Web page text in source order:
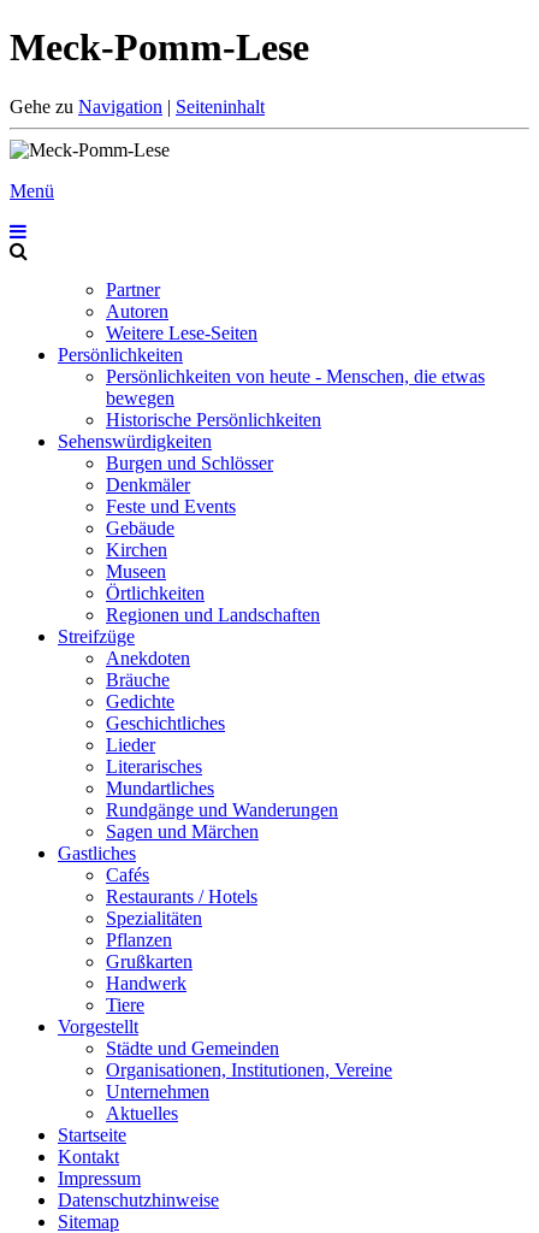
Meck-Pomm-Lese
Gehe zu Navigation | Seiteninhalt
Menü
Partner
Autoren
Weitere Lese-Seiten
Persönlichkeiten
Persönlichkeiten von heute - Menschen, die etwas
bewegen
Historische Persönlichkeiten
Sehenswürdigkeiten
Burgen und Schlösser
Denkmäler
Feste und Events
Gebäude
Kirchen
Museen
Örtlichkeiten
Regionen und Landschaften
Streifzüge
Anekdoten
Bräuche
Gedichte
Geschichtliches
Lieder
Literarisches
Mundartliches
Rundgänge und Wanderungen
Sagen und Märchen
Gastliches
Cafés
Restaurants / Hotels
Spezialitäten
Pflanzen
Grußkarten
Handwerk
Tiere
Vorgestellt
Städte und Gemeinden
Organisationen, Institutionen, Vereine
Unternehmen
Aktuelles
Startseite
Kontakt
Impressum
Datenschutzhinweise
Sitemap